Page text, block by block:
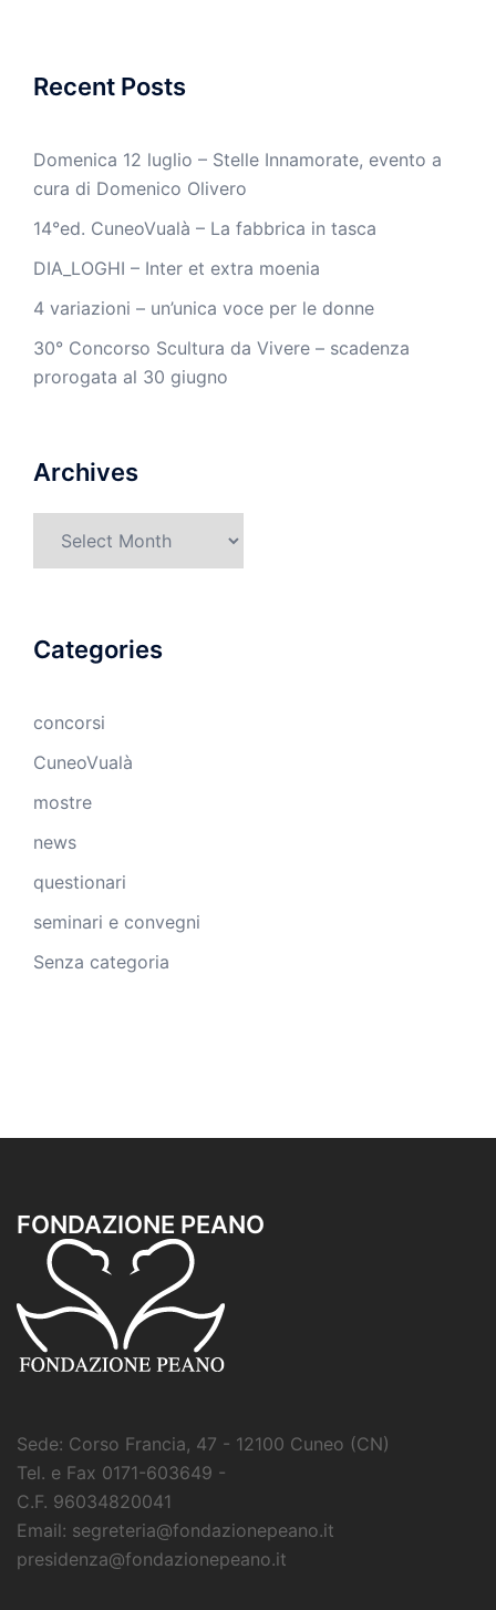
Recent Posts
Domenica 12 luglio – Stelle Innamorate, evento a
cura di Domenico Olivero
14°ed. CuneoVualà – La fabbrica in tasca
DIA_LOGHI – Inter et extra moenia
4 variazioni – un’unica voce per le donne
30° Concorso Scultura da Vivere – scadenza
prorogata al 30 giugno
Archives
Categories
concorsi
CuneoVualà
mostre
news
questionari
seminari e convegni
Senza categoria
FONDAZIONE PEANO
Sede: Corso Francia, 47 - 12100 Cuneo (CN)
Tel. e Fax 0171-603649 -
C.F. 96034820041
Email: segreteria@fondazionepeano.it
presidenza@fondazionepeano.it